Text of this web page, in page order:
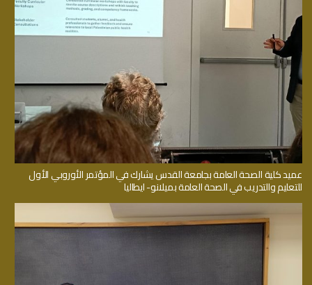
عميد كلية الصحة العامة بجامعة القدس يشارك في المؤتمر الأوروبي الأول
للتعليم والتدريب في الصحة العامة بميلانو- ايطاليا